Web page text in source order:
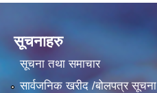
सूचनाहरु
सूचना तथा समाचार
सार्वजनिक खरीद /बोलपत्र सूचना